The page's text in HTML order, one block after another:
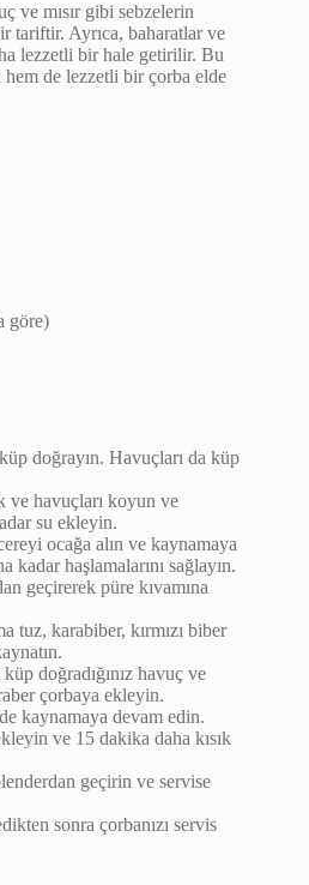
ve mısır gibi sebzelerin
tariftir. Ayrıca, baharatlar ve
lezzetli bir hale getirilir. Bu
de lezzetli bir çorba elde
göre)
doğrayın. Havuçları da küp
ve havuçları koyun ve
su ekleyin.
ocağa alın ve kaynamaya
kadar haşlamalarını sağlayın.
geçirerek püre kıvamına
tuz, karabiber, kırmızı biber
doğradığınız havuç ve
çorbaya ekleyin.
kaynamaya devam edin.
ve 15 dakika daha kısık
geçirin ve servise
sonra çorbanızı servis